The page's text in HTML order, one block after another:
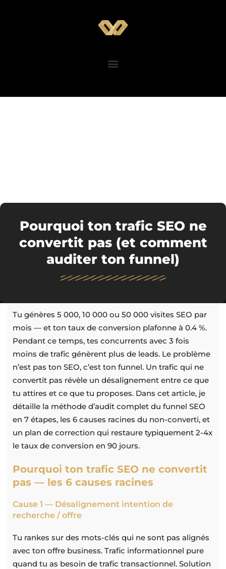
Pourquoi ton trafic SEO ne
convertit pas (et comment
auditer ton funnel)
Tu génères 5 000, 10 000 ou 50 000 visites SEO par
mois — et ton taux de conversion plafonne à 0.4 %.
Pendant ce temps, tes concurrents avec 3 fois
moins de trafic génèrent plus de leads. Le problème
n’est pas ton SEO, c’est ton funnel. Un trafic qui ne
convertit pas révèle un désalignement entre ce que
tu attires et ce que tu proposes. Dans cet article, je
détaille la méthode d’audit complet du funnel SEO
en 7 étapes, les 6 causes racines du non-converti, et
un plan de correction qui restaure typiquement 2-4x
le taux de conversion en 90 jours.
Pourquoi ton trafic SEO ne convertit
pas — les 6 causes racines
Cause 1 — Désalignement intention de
recherche / offre
Tu rankes sur des mots-clés qui ne sont pas alignés
avec ton offre business. Trafic informationnel pure
quand tu as besoin de trafic transactionnel. Solution